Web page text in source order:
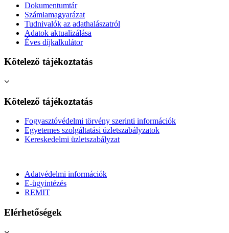
Dokumentumtár
Számlamagyarázat
Tudnivalók az adathalászatról
Adatok aktualizálása
Éves díjkalkulátor
Kötelező tájékoztatás
Kötelező tájékoztatás
Fogyasztóvédelmi törvény szerinti információk
Egyetemes szolgáltatási üzletszabályzatok
Kereskedelmi üzletszabályzat
Adatvédelmi információk
E-ügyintézés
REMIT
Elérhetőségek